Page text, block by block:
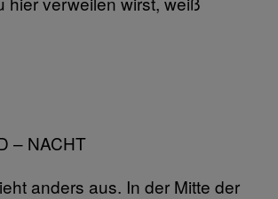
– NACHT
anders aus. In der Mitte der